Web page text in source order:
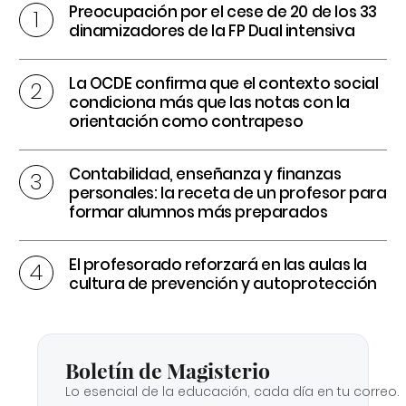
Preocupación por el cese de 20 de los 33
dinamizadores de la FP Dual intensiva
La OCDE confirma que el contexto social
condiciona más que las notas con la
orientación como contrapeso
Contabilidad, enseñanza y finanzas
personales: la receta de un profesor para
formar alumnos más preparados
El profesorado reforzará en las aulas la
cultura de prevención y autoprotección
Boletín de Magisterio
Lo esencial de la educación, cada día en tu correo.